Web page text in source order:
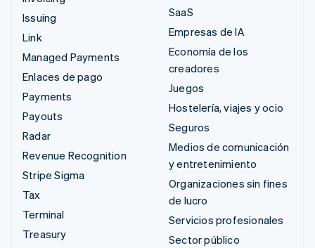
Issuing
Link
Managed Payments
Enlaces de pago
Payments
Payouts
Radar
Revenue Recognition
Stripe Sigma
Tax
Terminal
Treasury
SaaS
Empresas de IA
Economía de los
creadores
Juegos
Hostelería, viajes y ocio
Seguros
Medios de comunicación
y entretenimiento
Organizaciones sin fines
de lucro
Servicios profesionales
Sector público